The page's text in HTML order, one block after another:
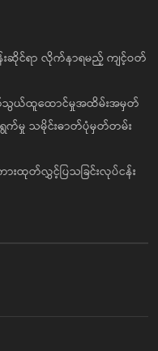
းဆိုင်ရာ လိုက်နာရမည့် ကျင့်ဝတ်
က်သွယ်ထူထောင်မှုအထိမ်းအမှတ်
င်ရွက်မှု သမိုင်းဓာတ်ပုံမှတ်တမ်း
ထုတ်လွှင့်ပြသခြင်းလုပ်ငန်း